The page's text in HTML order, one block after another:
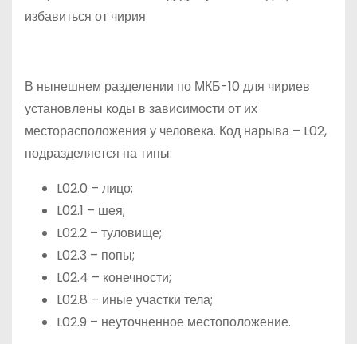
В нынешнем разделении по МКБ-10 для чириев
установлены коды в зависимости от их
месторасположения у человека. Код нарыва – L02,
подразделяется на типы:
L02.0 – лицо;
L02.1 – шея;
L02.2 – туловище;
L02.3 – попы;
L02.4 – конечности;
L02.8 – иные участки тела;
L02.9 – неуточненное местоположение.